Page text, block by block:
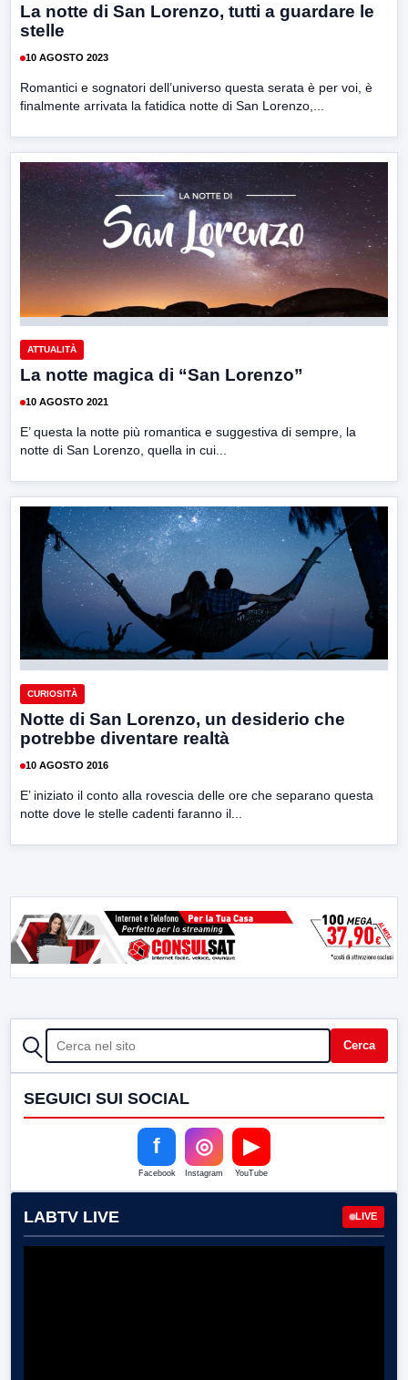
La notte di San Lorenzo, tutti a guardare le
stelle
10 AGOSTO 2023
Romantici e sognatori dell’universo questa serata è per voi, è
finalmente arrivata la fatidica notte di San Lorenzo,...
ATTUALITÀ
La notte magica di “San Lorenzo”
10 AGOSTO 2021
E’ questa la notte più romantica e suggestiva di sempre, la
notte di San Lorenzo, quella in cui...
CURIOSITÀ
Notte di San Lorenzo, un desiderio che
potrebbe diventare realtà
10 AGOSTO 2016
E’ iniziato il conto alla rovescia delle ore che separano questa
notte dove le stelle cadenti faranno il...
CERCA Cerca
SEGUICI SUI SOCIAL
f
Facebook
◎
Instagram
▶
YouTube
LABTV LIVE LIVE